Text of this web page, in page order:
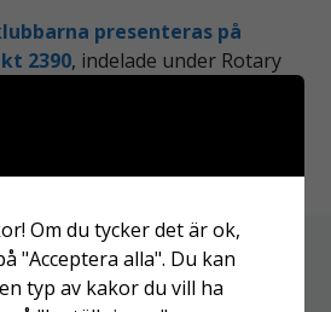
presenteras på
2390, indelade under Rotary
för globala grants.
i grundskolan?
Om du tycker det är ok,
"Acceptera alla". Du kan
typ av kakor du vill ha